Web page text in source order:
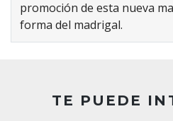
promoción de esta nueva
forma del madrigal.
TE PUEDE